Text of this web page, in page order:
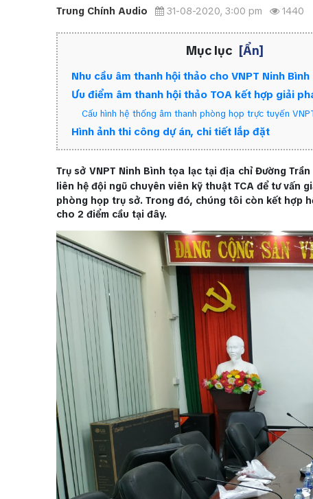
Trung Chính Audio 31-08-2020, 3:00 pm 1440
Mục lục [Ẩn]
Nhu cầu âm thanh hội thảo cho VNPT Ninh Bình
Ưu điểm âm thanh hội thảo TOA kết hợp giải
Cấu hình hệ thống âm thanh phòng họp trực tuyến
Hình ảnh thi công dự án, chi tiết lắp đặt
Trụ sở VNPT Ninh Bình tọa lạc tại địa chỉ Đường
liên hệ đội ngũ chuyên viên kỹ thuật TCA để tư vấn
phòng họp trụ sở. Trong đó, chúng tôi còn kết hợp
cho 2 điểm cầu tại đây.